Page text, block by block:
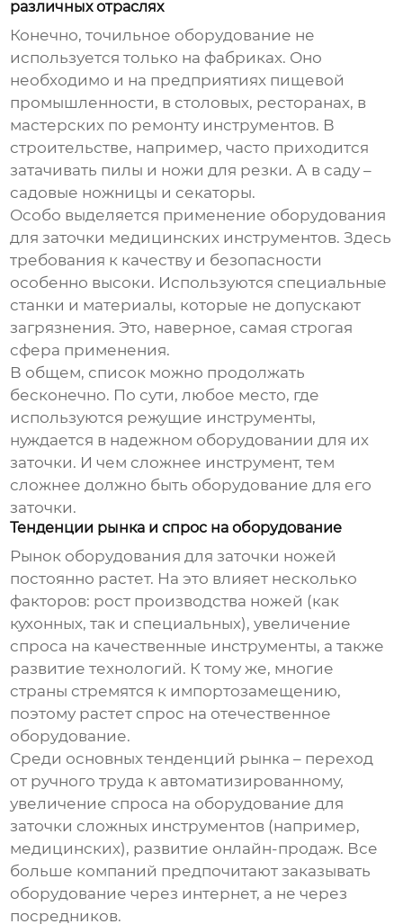
различных отраслях
Конечно,точильное оборудование не
используется только на фабриках. Оно
необходимо и на предприятиях пищевой
промышленности, в столовых, ресторанах, в
мастерских по ремонту инструментов. В
строительстве, например, часто приходится
затачивать пилы и ножи для резки. А в саду –
садовые ножницы и секаторы.
Особо выделяется применение оборудования
для заточки медицинских инструментов. Здесь
требования к качеству и безопасности
особенно высоки. Используются специальные
станки и материалы, которые не допускают
загрязнения. Это, наверное, самая строгая
сфера применения.
В общем, список можно продолжать
бесконечно. По сути, любое место, где
используются режущие инструменты,
нуждается в надежном оборудовании для их
заточки. И чем сложнее инструмент, тем
сложнее должно быть оборудование для его
заточки.
Тенденции рынка и спрос на оборудование
Рынок оборудования для заточки ножей
постоянно растет. На это влияет несколько
факторов: рост производства ножей (как
кухонных, так и специальных), увеличение
спроса на качественные инструменты, а также
развитие технологий. К тому же, многие
страны стремятся к импортозамещению,
поэтому растет спрос на отечественное
оборудование.
Среди основных тенденций рынка – переход
от ручного труда к автоматизированному,
увеличение спроса на оборудование для
заточки сложных инструментов (например,
медицинских), развитие онлайн-продаж. Все
больше компаний предпочитают заказывать
оборудование через интернет, а не через
посредников.